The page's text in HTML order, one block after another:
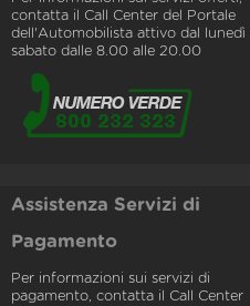
contatta il Call Center del Portale
dell'Automobilista attivo dal lunedì
sabato dalle 8.00 alle 20.00
Assistenza Servizi di
Pagamento
Per informazioni sui servizi di
pagamento, contatta il Call Center